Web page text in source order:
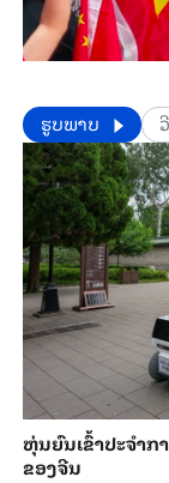
​​ຮູບພາບ
ຫຸ່ນ​ຍົນ​ເຂົ້າ​ປະ​ຈຳ​
ຂອງ​ຈີນ